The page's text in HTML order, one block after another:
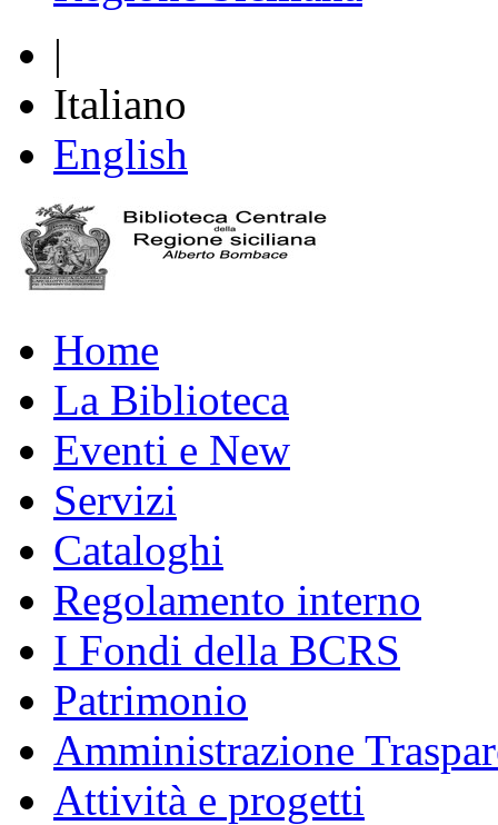
|
Italiano
English
Home
La Biblioteca
Eventi e New
Servizi
Cataloghi
Regolamento interno
I Fondi della BCRS
Patrimonio
Amministrazione
Attività e progetti